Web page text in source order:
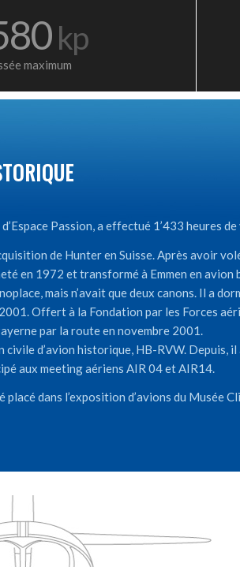
kp
maximum
Passion, a effectué 1’433 heures de
de Hunter en Suisse. Après avoir
en 1972 et transformé à Emmen en avion
mais n’avait que deux canons. Il a
Offert à la Fondation par les Forces
par la route en novembre 2001.
d’avion historique, HB-RVW. Depuis,
aux meeting aériens AIR 04 et AIR14.
dans l’exposition d’avions du Musée